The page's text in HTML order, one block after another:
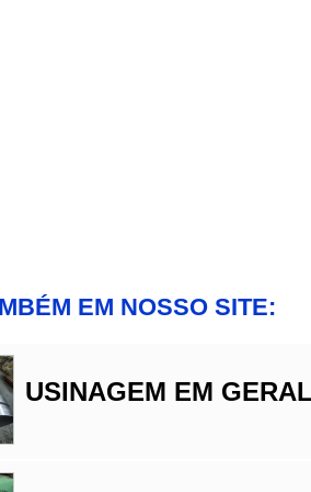
EM NOSSO SITE:
USINAGEM EM